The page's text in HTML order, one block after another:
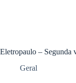
Eletropaulo – Segunda
Geral